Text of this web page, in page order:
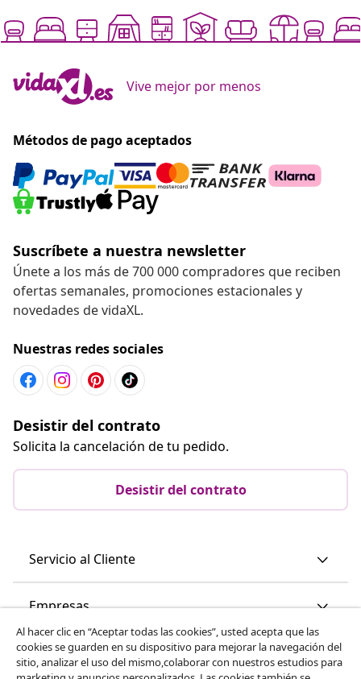
Vive mejor por menos
Métodos de pago aceptados
Suscríbete a nuestra newsletter
Únete a los más de 700 000 compradores que reciben
ofertas semanales, promociones estacionales y
novedades de vidaXL.
Nuestras redes sociales
Desistir del contrato
Solicita la cancelación de tu pedido.
Desistir del contrato
Servicio al Cliente
Empresas
vidaXL
Al hacer clic en “Aceptar todas las cookies”, usted acepta que las
cookies se guarden en su dispositivo para mejorar la navegación del
sitio, analizar el uso del mismo,colaborar con nuestros estudios para